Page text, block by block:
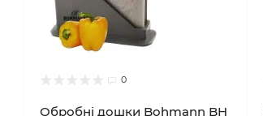
0
Обробні дошки Bohmann BH